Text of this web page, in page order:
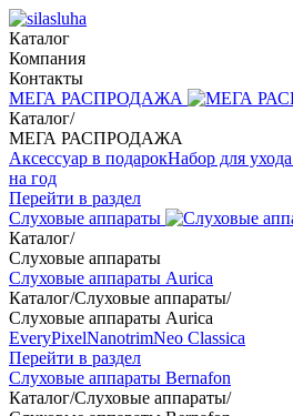
Каталог
Компания
Контакты
МЕГА РАСПРОДАЖА
Каталог/
МЕГА РАСПРОДАЖА
Аксессуар в подарокНабор для
на год
Перейти в раздел
Слуховые аппараты
Каталог/
Слуховые аппараты
Слуховые аппараты Aurica
Каталог/Слуховые аппараты/
Слуховые аппараты Aurica
EveryPixelNanotrimNeo Classica
Перейти в раздел
Слуховые аппараты Bernafon
Каталог/Слуховые аппараты/